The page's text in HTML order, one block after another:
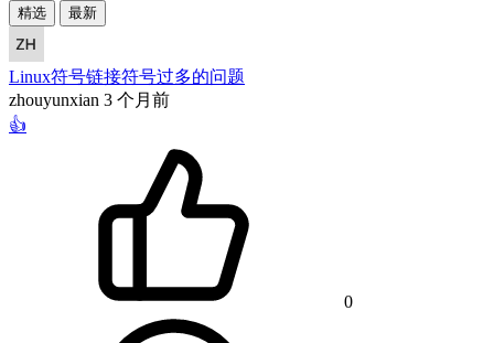
精选 最新
Linux符号链接符号过多的问题
zhouyunxian 3 个月前
👍
0